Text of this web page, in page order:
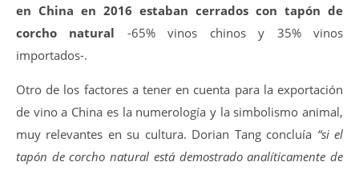
en China en 2016 estaban cerrados con tapón de
corcho natural -65% vinos chinos y 35% vinos
importados-.
Otro de los factores a tener en cuenta para la exportación
de vino a China es la numerología y la simbolismo animal,
muy relevantes en su cultura. Dorian Tang concluía “si el
tapón de corcho natural está demostrado analíticamente de